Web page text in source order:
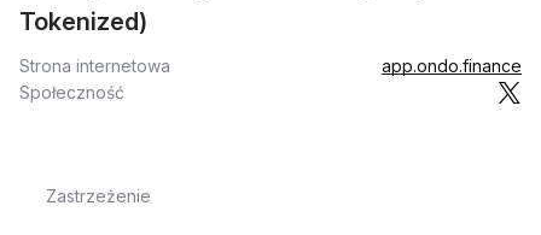
Tokenized)
Strona internetowa
app.ondo.finance
Społeczność
Zastrzeżenie